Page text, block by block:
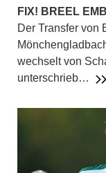
FIX! BREEL
Der Transfer von
wechselt von
unterschrieb…